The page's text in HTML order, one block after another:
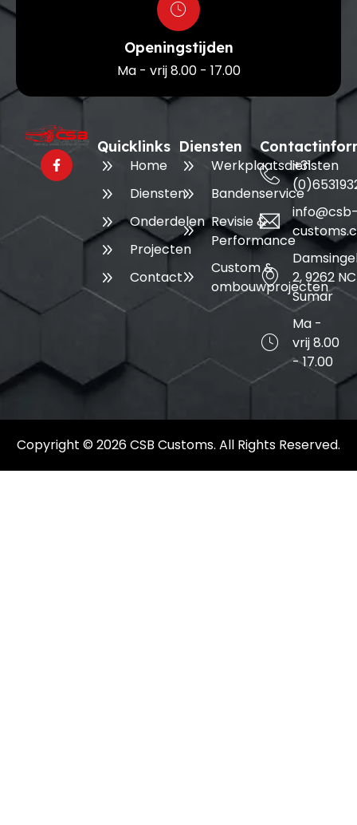
Openingstijden
Ma - vrij 8.00 - 17.00
Quicklinks
Home
Diensten
Onderdelen
Projecten
Contact
Diensten
Werkplaatsdiensten
Bandenservice
Revisie &
Performance
Custom &
ombouwprojecten
+31
2, 9262 NC
Sumar
Ma -
vrij 8.00
- 17.00
Copyright © 2026 CSB Customs. All Rights Reserved.